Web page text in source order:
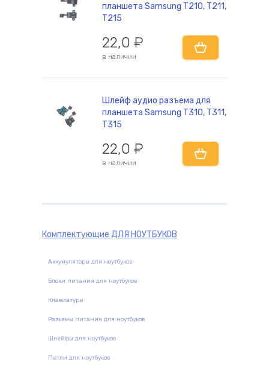
планшета Samsung T210, T211,
T215
22,0 ₽
в наличии
Шлейф аудио разъема для
планшета Samsung T310, T311,
T315
22,0 ₽
в наличии
Комплектующие ДЛЯ НОУТБУКОВ
Аккумуляторы для ноутбуков
Блоки питания для ноутбуков
Клавиатуры
Разъемы питания для ноутбуков
Шлейфы для ноутбуков
Петли для ноутбуков